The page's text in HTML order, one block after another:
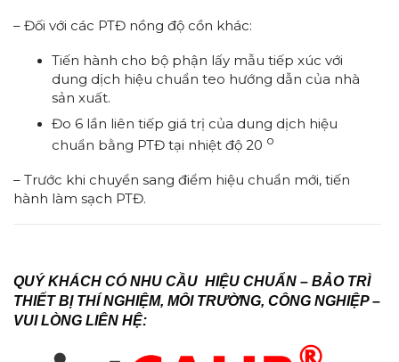
– Đối với các PTĐ nồng độ cồn khác:
Tiến hành cho bộ phận lấy mẫu tiếp xúc với
dung dịch hiệu chuẩn teo hướng dẫn của nhà
sản xuất.
Đo 6 lần liên tiếp giá trị của dung dịch hiệu
chuẩn bằng PTĐ tại nhiệt độ 20 o
– Trước khi chuyển sang điểm hiệu chuẩn mới, tiến
hành làm sạch PTĐ.
QUÝ KHÁCH CÓ NHU CẦU HIỆU CHUẨN – BẢO TRÌ
THIẾT BỊ THÍ NGHIỆM, MÔI TRƯỜNG, CÔNG NGHIỆP –
VUI LÒNG LIÊN HỆ: